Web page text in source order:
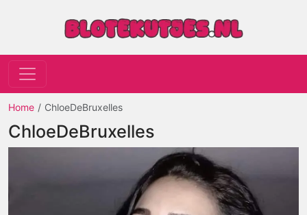
Home ChloeDeBruxelles
ChloeDeBruxelles